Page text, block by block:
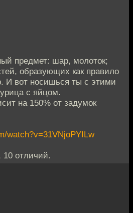
предмет: шар, молоток;
образующих как правило
И вот носишься ты с этими
с яйцом.
на 150% от задумок
watch?v=31VNjoPYILw
10 отличий.